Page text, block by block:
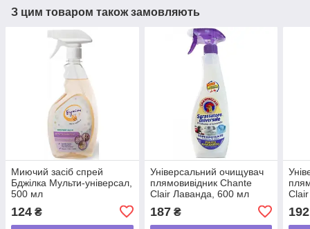
З цим товаром також замовляють
Миючий засіб спрей
Бджілка Мульти-універсал,
500 мл
124 ₴
Універсальний очищувач
плямовивідник Chante
Clair Лаванда, 600 мл
187₴ 192